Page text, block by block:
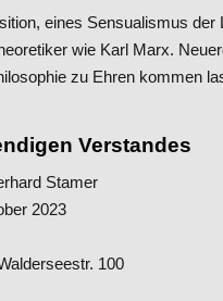
eines Sensualismus
wie Karl Marx.
zu Ehren kommen
Verstandes
Stamer
2023
100